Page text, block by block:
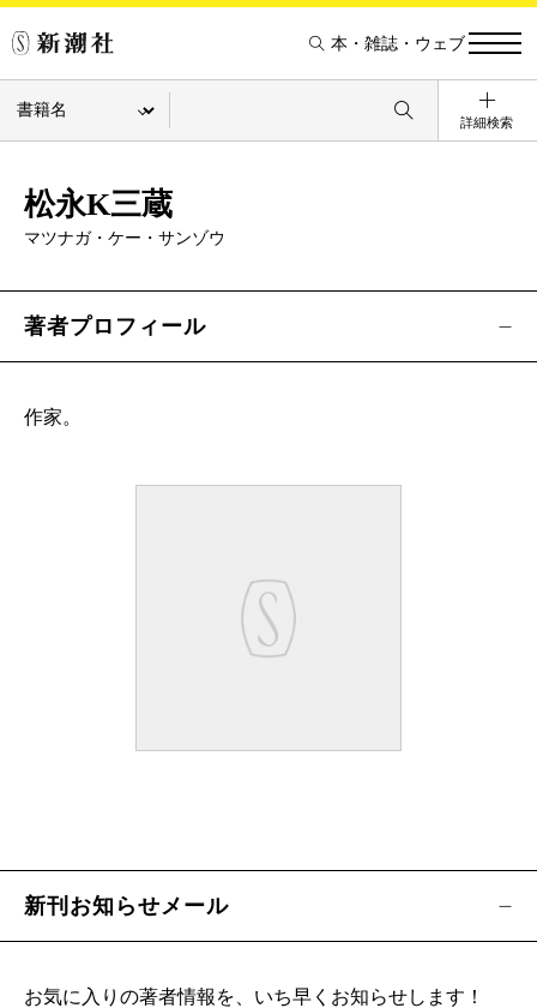
本・雑誌・ウェブ
詳細検索
松永K三蔵
マツナガ・ケー・サンゾウ
著者プロフィール
作家。
新刊お知らせメール
お気に入りの著者情報を、いち早くお知らせします！